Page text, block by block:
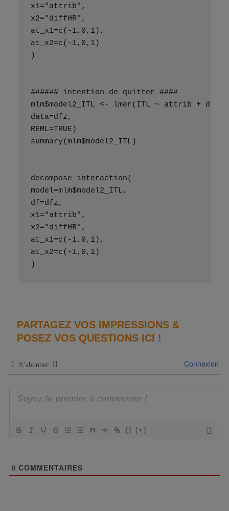
x1="attrib",
x2="diffHR",
at_x1=c(-1,0,1),
at_x2=c(-1,0,1)
)
###### intention de quitter ####
mlm$model2_ITL <- lmer(ITL ~ attrib +
data=dfz,
REML=TRUE)
summary(mlm$model2_ITL)
decompose_interaction(
model=mlm$model2_ITL,
df=dfz,
x1="attrib",
x2="diffHR",
at_x1=c(-1,0,1),
at_x2=c(-1,0,1)
)
PARTAGEZ VOS IMPRESSIONS &
POSEZ VOS QUESTIONS ICI !
S’abonner Connexion
{} [+]
0 COMMENTAIRES